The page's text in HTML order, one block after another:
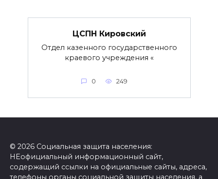
ЦСПН Кировский
Отдел казенного государственного
краевого учреждения «
0 249
© 2026 Социальная защита населения:
НЕофициальный информационный сайт,
содержащий ссылки на официальные сайты, адреса,
телефоны органы социальной защиты населения, а